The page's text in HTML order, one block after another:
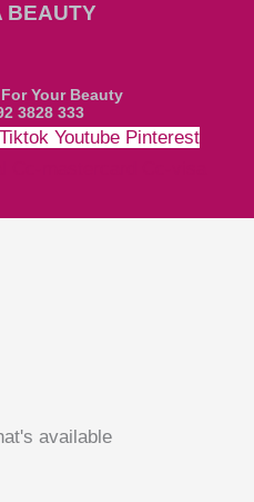
BEAUTY
Your Beauty
3828 333
Tiktok Youtube Pinterest
available